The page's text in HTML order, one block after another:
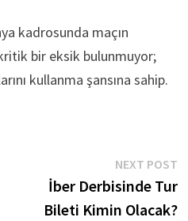
kadrosunda maçın
bir eksik bulunmuyor;
kullanma şansına sahip.
NEXT POST
İber Derbisinde Tur
Bileti Kimin Olacak?